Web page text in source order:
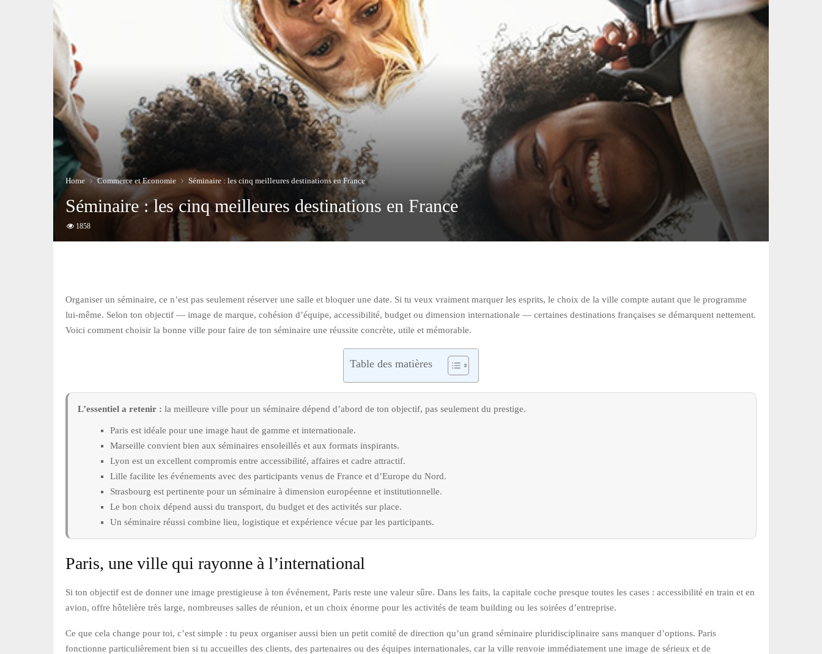
Home Commerce et Economie Séminaire : les cinq meilleures destinations en France
Séminaire : les cinq meilleures destinations en France
1858
Organiser un séminaire, ce n’est pas seulement réserver une salle et bloquer une date. Si tu veux vraiment marquer les esprits, le choix de la ville compte autant que le programme
lui-même. Selon ton objectif — image de marque, cohésion d’équipe, accessibilité, budget ou dimension internationale — certaines destinations françaises se démarquent nettement.
Voici comment choisir la bonne ville pour faire de ton séminaire une réussite concrète, utile et mémorable.
Table des matières
L’essentiel a retenir : la meilleure ville pour un séminaire dépend d’abord de ton objectif, pas seulement du prestige.
Paris est idéale pour une image haut de gamme et internationale.
Marseille convient bien aux séminaires ensoleillés et aux formats inspirants.
Lyon est un excellent compromis entre accessibilité, affaires et cadre attractif.
Lille facilite les événements avec des participants venus de France et d’Europe du Nord.
Strasbourg est pertinente pour un séminaire à dimension européenne et institutionnelle.
Le bon choix dépend aussi du transport, du budget et des activités sur place.
Un séminaire réussi combine lieu, logistique et expérience vécue par les participants.
Paris, une ville qui rayonne à l’international
Si ton objectif est de donner une image prestigieuse à ton événement, Paris reste une valeur sûre. Dans les faits, la capitale coche presque toutes les cases : accessibilité en train et en
avion, offre hôtelière très large, nombreuses salles de réunion, et un choix énorme pour les activités de team building ou les soirées d’entreprise.
Ce que cela change pour toi, c’est simple : tu peux organiser aussi bien un petit comité de direction qu’un grand séminaire pluridisciplinaire sans manquer d’options. Paris
fonctionne particulièrement bien si tu accueilles des clients, des partenaires ou des équipes internationales, car la ville renvoie immédiatement une image de sérieux et de